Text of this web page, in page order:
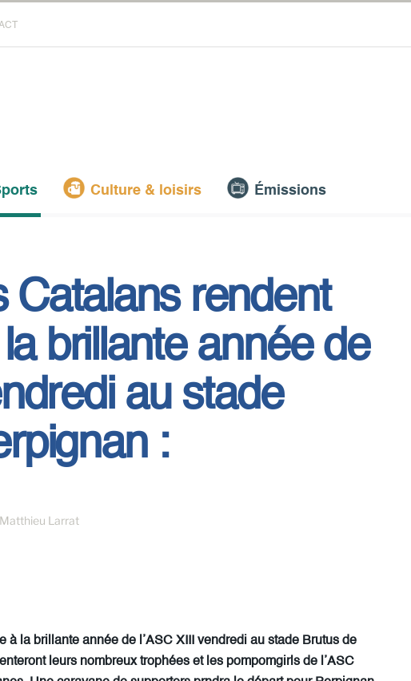
Culture & loisirs Émissions
Catalans rendent
brillante année de
au stade
:
Matthieu Larrat
à la brillante année de l’ASC XIII vendredi au stade Brutus de
leurs nombreux trophées et les pompomgirls de l’ASC